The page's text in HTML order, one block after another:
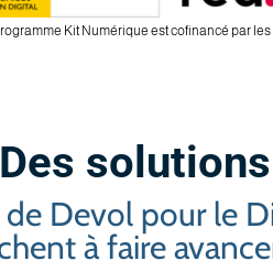
Kit Numérique est cofinancé par
Des
de Devol pour le
à faire